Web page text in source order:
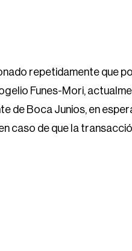
repetidamente que
Funes-Mori,
de Boca Junios, en
caso de que la